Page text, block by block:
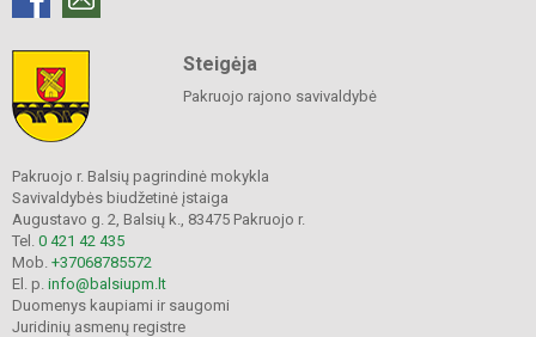
Steigėja
Pakruojo rajono savivaldybė
Pakruojo r. Balsių pagrindinė mokykla
Savivaldybės biudžetinė įstaiga
Augustavo g. 2, Balsių k., 83475 Pakruojo r.
Tel. 0 421 42 435
Mob. +37068785572
El. p. info@balsiupm.lt
Duomenys kaupiami ir saugomi
Juridinių asmenų registre